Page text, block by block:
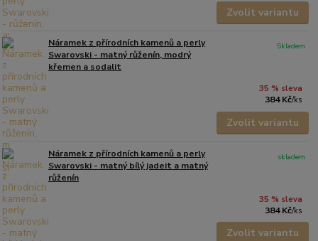
Zvolit variantu
Náramek z přírodních kamenů a perly
Swarovski - matný růženín, modrý
křemen a sodalit
35 % sleva
384 Kč/ks
Skladem
Zvolit variantu
Náramek z přírodních kamenů a perly
Swarovski - matný bílý jadeit a matný
růženín
35 % sleva
384 Kč/ks
skladem
Zvolit variantu